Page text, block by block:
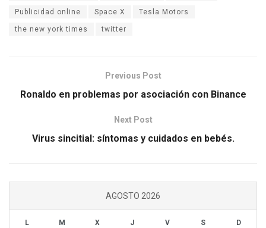
Publicidad online Space X Tesla Motors
the new york times twitter
Previous Post
Ronaldo en problemas por asociación con Binance
Next Post
Virus sincitial: síntomas y cuidados en bebés.
AGOSTO 2026
L M X J V S D